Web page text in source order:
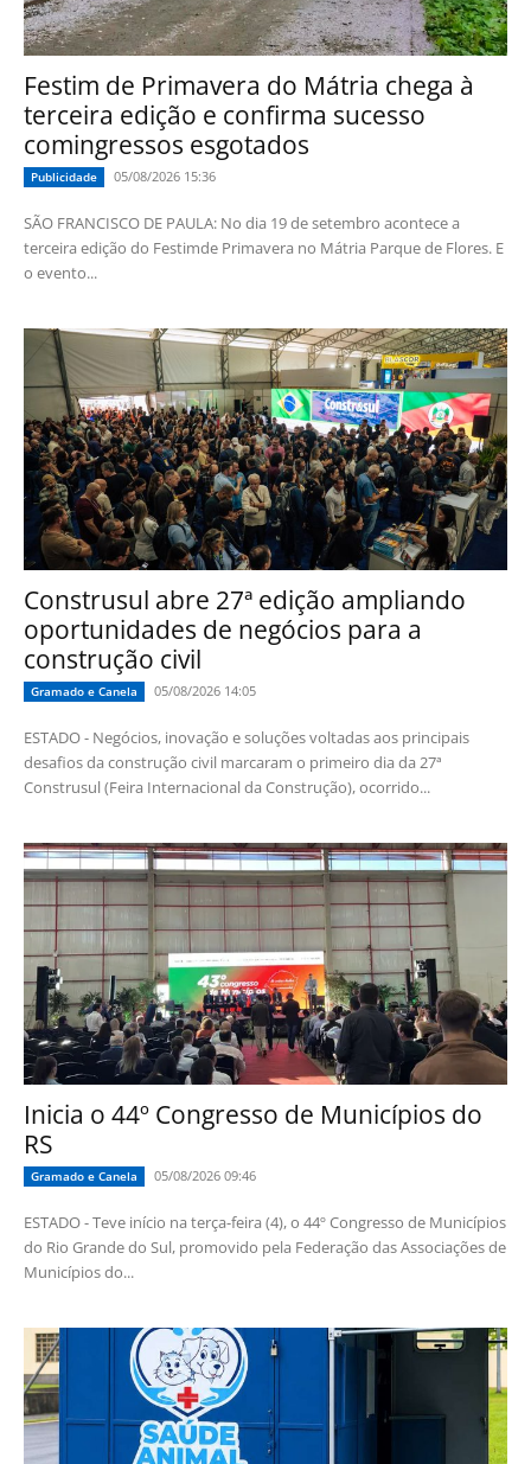
Festim de Primavera do Mátria chega à
terceira edição e confirma sucesso
comingressos esgotados
Publicidade 05/08/2026 15:36
SÃO FRANCISCO DE PAULA: No dia 19 de setembro acontece a
terceira edição do Festimde Primavera no Mátria Parque de Flores. E
o evento...
Construsul abre 27ª edição ampliando
oportunidades de negócios para a
construção civil
Gramado e Canela 05/08/2026 14:05
ESTADO - Negócios, inovação e soluções voltadas aos principais
desafios da construção civil marcaram o primeiro dia da 27ª
Construsul (Feira Internacional da Construção), ocorrido...
Inicia o 44º Congresso de Municípios do
RS
Gramado e Canela 05/08/2026 09:46
ESTADO - Teve início na terça-feira (4), o 44º Congresso de Municípios
do Rio Grande do Sul, promovido pela Federação das Associações de
Municípios do...